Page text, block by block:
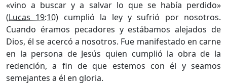
«vino a buscar y a salvar lo que se había perdido»
(Lucas 19:10) cumplió la ley y sufrió por nosotros.
Cuando éramos pecadores y estábamos alejados de
Dios, él se acercó a nosotros. Fue manifestado en carne
en la persona de Jesús quien cumplió la obra de la
redención, a fin de que estemos con él y seamos
semejantes a él en gloria.